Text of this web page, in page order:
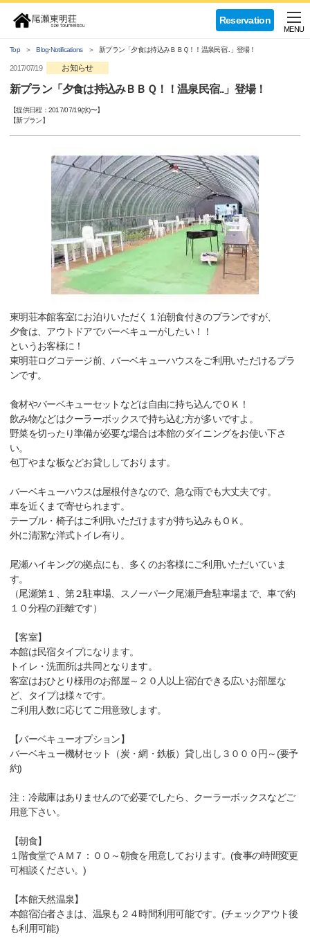
Reservation
MENU
Top Blog·Notifications 新プラン「夕食は持込みＢＢＱ！！温泉民宿..」登場！
2017/07/19 お知らせ
新プラン「夕食は持込みＢＢＱ！！温泉民宿..」登場！
【提供日程： 2017/07/19(水)〜】
【新プラン】
東明荘本館客室にお泊りいただく１泊朝食付きのプランですが、
夕食は、アウトドアでバーベキューがしたい！！
というお客様に！
東明荘ログコテージ前、バーベキューハウスをご利用いただけるプラ
ンです。
食材やバーベキューセットなどは自由に持ち込んでＯＫ！
飲み物などはクーラーボックスで持ち込む方が多いですよ。
野菜を切ったり準備が必要な場合は本館のダイニングをお使い下さ
い。
包丁やまな板などお貸ししております。
バーベキューハウスは屋根付きなので、急な雨でも大丈夫です。
車を近くまで寄せられます。
テーブル・椅子はご利用いただけますが持ち込みもＯＫ。
外に清潔な洋式トイレ有り。
尾瀬ハイキングの拠点にも、多くのお客様にご利用いただいていま
す。
（尾瀬第１、第２駐車場、スノーパーク尾瀬戸倉駐車場まで、車で約
１０分程の距離です）
【客室】
本館は民宿タイプになります。
トイレ・洗面所は共同となります。
客室はおひとり様用のお部屋～２０人以上宿泊できる広いお部屋な
ど、タイプは様々です。
ご利用人数に応じてご用意致します。
【バーベキューオプション】
バーベキュー機材セット（炭・網・鉄板）貸し出し３０００円～(要予
約)
注：冷蔵庫はありませんので必要でしたら、クーラーボックスなどご
用意下さい。
【朝食】
１階食堂でＡＭ７：００～朝食を用意しております。(食事の時間変更
可相談ください。)
【本館天然温泉】
本館宿泊者さまは、温泉も２４時間利用可能です。(チェックアウト後
も利用可能)